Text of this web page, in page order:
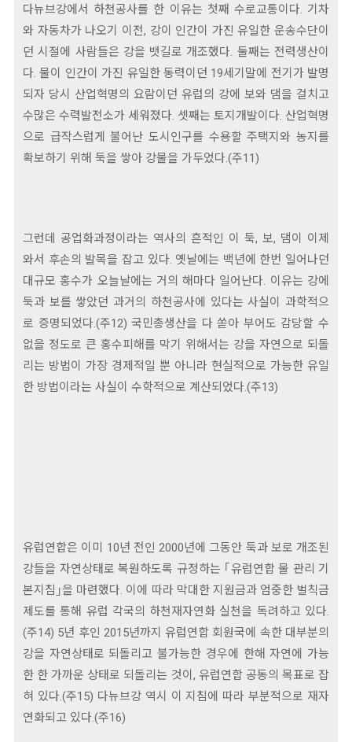
다뉴브강에서 하천공사를 한 이유는 첫째 수로교통이다. 기차
와 자동차가 나오기 이전, 강이 인간이 가진 유일한 운송수단이
던 시절에 사람들은 강을 뱃길로 개조했다. 둘째는 전력생산이
다. 물이 인간이 가진 유일한 동력이던 19세기말에 전기가 발명
되자 당시 산업혁명의 요람이던 유럽의 강에 보와 댐을 걸치고
수많은 수력발전소가 세워졌다. 셋째는 토지개발이다. 산업혁명
으로 급작스럽게 불어난 도시인구를 수용할 주택지와 농지를
확보하기 위해 둑을 쌓아 강물을 가두었다.(주11)
그런데 공업화과정이라는 역사의 흔적인 이 둑, 보, 댐이 이제
와서 후손의 발목을 잡고 있다. 옛날에는 백년에 한번 일어나던
대규모 홍수가 오늘날에는 거의 해마다 일어난다. 이유는 강에
둑과 보를 쌓았던 과거의 하천공사에 있다는 사실이 과학적으
로 증명되었다.(주12) 국민총생산을 다 쏟아 부어도 감당할 수
없을 정도로 큰 홍수피해를 막기 위해서는 강을 자연으로 되돌
리는 방법이 가장 경제적일 뿐 아니라 현실적으로 가능한 유일
한 방법이라는 사실이 수학적으로 계산되었다.(주13)
유럽연합은 이미 10년 전인 2000년에 그동안 둑과 보로 개조된
강들을 자연상태로 복원하도록 규정하는 ｢유럽연합 물 관리 기
본지침｣을 마련했다. 이에 따라 막대한 지원금과 엄중한 벌칙금
제도를 통해 유럽 각국의 하천재자연화 실천을 독려하고 있다.
(주14) 5년 후인 2015년까지 유럽연합 회원국에 속한 대부분의
강을 자연상태로 되돌리고 불가능한 경우에 한해 자연에 가능
한 한 가까운 상태로 되돌리는 것이, 유럽연합 공동의 목표로 잡
혀 있다.(주15) 다뉴브강 역시 이 지침에 따라 부분적으로 재자
연화되고 있다.(주16)